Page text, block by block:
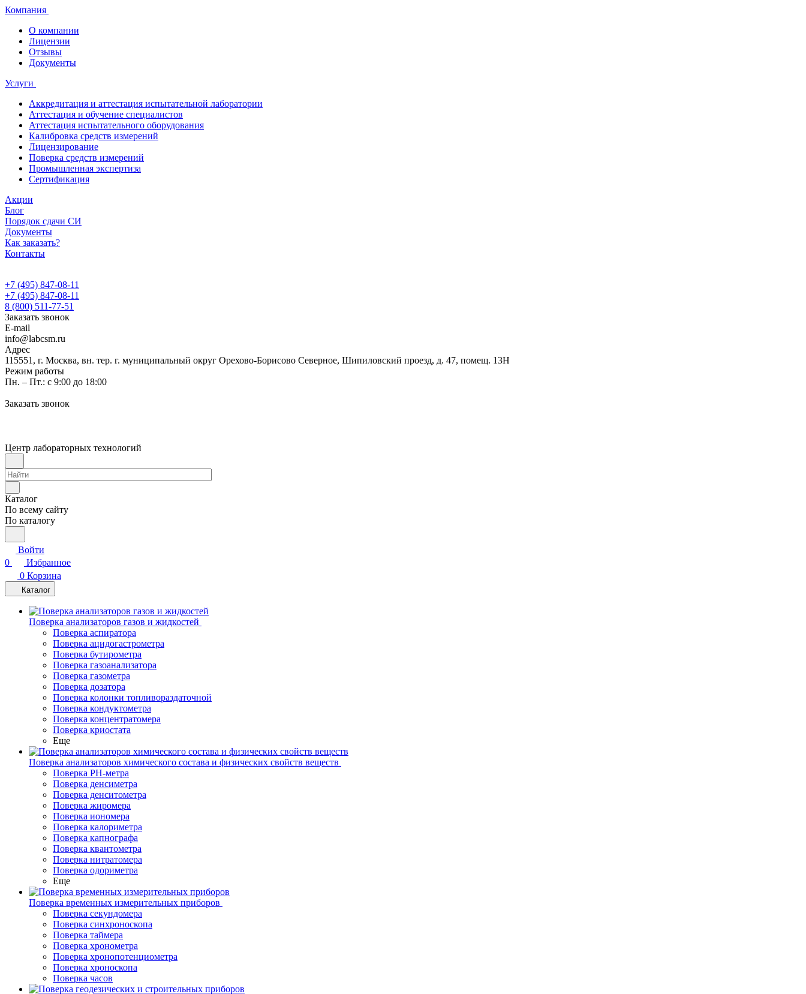
Компания
О компании
Лицензии
Отзывы
Документы
Услуги
Аккредитация и аттестация испытательной лаборатории
Аттестация и обучение специалистов
Аттестация испытательного оборудования
Калибровка средств измерений
Лицензирование
Поверка средств измерений
Промышленная экспертиза
Сертификация
Акции
Блог
Порядок сдачи СИ
Документы
Как заказать?
Контакты
+7 (495) 847-08-11
+7 (495) 847-08-11
8 (800) 511-77-51
Заказать звонок
E-mail
info@labcsm.ru
Адрес
115551, г. Москва, вн. тер. г. муниципальный округ Орехово-Борисово Северное, Шипиловский проезд, д. 47, помещ. 13Н
Режим работы
Пн. – Пт.: с 9:00 до 18:00
Заказать звонок
Центр лабораторных технологий
Каталог
По всему сайту
По каталогу
Войти
0
Избранное
0 Корзина
Каталог
Поверка анализаторов газов и жидкостей
Поверка аспиратора
Поверка ацидогастрометра
Поверка бутирометра
Поверка газоанализатора
Поверка газометра
Поверка дозатора
Поверка колонки топливораздаточной
Поверка кондуктометра
Поверка концентратомера
Поверка криостата
Еще
Поверка анализаторов химического состава и физических свойств веществ
Поверка PH-метра
Поверка денсиметра
Поверка денситометра
Поверка жиромера
Поверка иономера
Поверка калориметра
Поверка капнографа
Поверка квантометра
Поверка нитратомера
Поверка одориметра
Еще
Поверка временных измерительных приборов
Поверка секундомера
Поверка синхроноскопа
Поверка таймера
Поверка хронометра
Поверка хронопотенциометра
Поверка хроноскопа
Поверка часов